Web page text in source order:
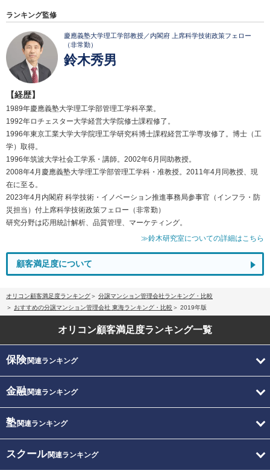
ランキング監修
慶應義塾大学理工学部教授／内閣府 上席科学技術政策フェロー
（非常勤）
鈴木秀男
【経歴】
1989年慶應義塾大学理工学部管理工学科卒業。
1992年ロチェスター大学経営大学院修士課程修了。
1996年東京工業大学大学院理工学研究科博士課程経営工学専攻修了。博士（工
学）取得。
1996年筑波大学社会工学系・講師。2002年6月同助教授。
2008年4月慶應義塾大学理工学部管理工学科・准教授。2011年4月同教授、現
在に至る。
2023年4月内閣府 科学技術・イノベーション推進事務局参事官（インフラ・防
災担当）付上席科学技術政策フェロー（非常勤）
研究分野は応用統計解析、品質管理、マーケティング。
≫鈴木研究室についての詳細はこちら
顧客満足度について
オリコン顧客満足度ランキング
分譲マンション管理会社ランキング・比較
おすすめの分譲マンション管理会社 東海ランキング・比較
2019年版
オリコン顧客満足度ランキング一覧
保険関連ランキング
金融関連ランキング
塾関連ランキング
スクール関連ランキング